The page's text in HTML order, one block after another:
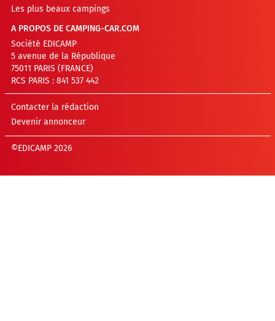
Les plus beaux campings
A PROPOS DE CAMPING-CAR.COM
Société EDICAMP
5 avenue de la République
75011 PARIS (FRANCE)
RCS PARIS : 841 537 442
Contacter la rédaction
Devenir annonceur
©EDICAMP 2026